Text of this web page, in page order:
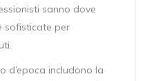
sanno dove
sofisticate per
d’epoca includono la